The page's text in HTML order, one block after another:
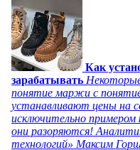
Как
зарабатывать
понятие маржи с
устанавливают цены на
исключительно
они разоряются!
технологий» Максим